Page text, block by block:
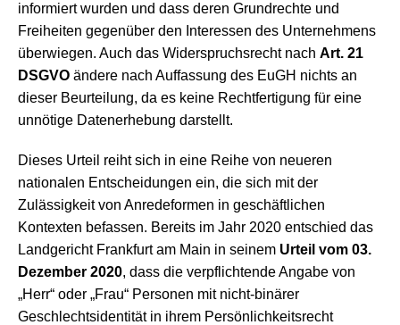
informiert wurden und dass deren Grundrechte und
Freiheiten gegenüber den Interessen des Unternehmens
überwiegen. Auch das Widerspruchsrecht nach Art. 21
DSGVO ändere nach Auffassung des EuGH nichts an
dieser Beurteilung, da es keine Rechtfertigung für eine
unnötige Datenerhebung darstellt.
Dieses Urteil reiht sich in eine Reihe von neueren
nationalen Entscheidungen ein, die sich mit der
Zulässigkeit von Anredeformen in geschäftlichen
Kontexten befassen. Bereits im Jahr 2020 entschied das
Landgericht Frankfurt am Main in seinem Urteil vom 03.
Dezember 2020, dass die verpflichtende Angabe von
„Herr“ oder „Frau“ Personen mit nicht-binärer
Geschlechtsidentität in ihrem Persönlichkeitsrecht